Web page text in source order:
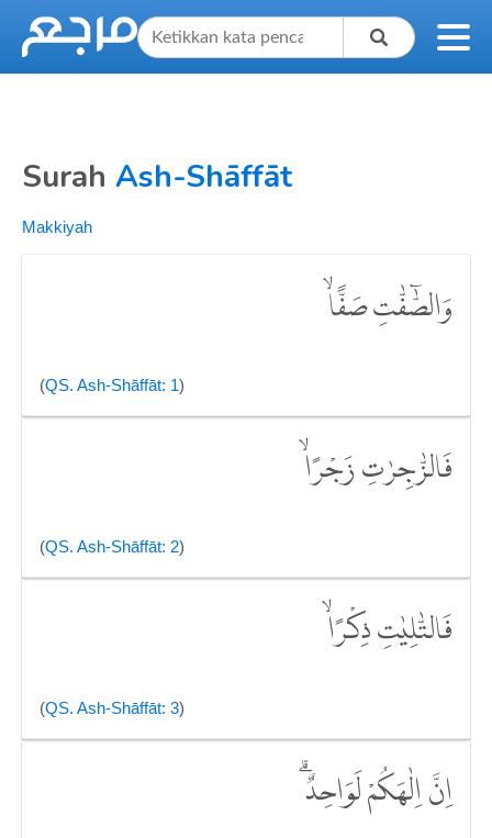
Surah Ash-Shāffāt
Makkiyah
وَالصّٰۤفّٰتِ صَفًّاۙ
(QS. Ash-Shāffāt: 1)
فَالزّٰجِرٰتِ زَجْرًاۙ
(QS. Ash-Shāffāt: 2)
فَالتّٰلِيٰتِ ذِكْرًاۙ
(QS. Ash-Shāffāt: 3)
اِنَّ اِلٰهَكُمْ لَوَاحِدٌۗ